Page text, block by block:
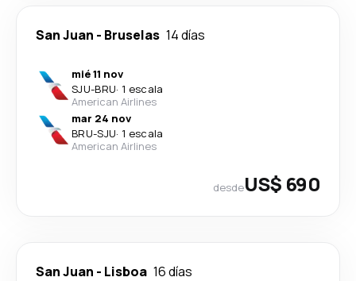
San Juan - Bruselas 14 días
mié 11 nov
SJU-BRU· 1 escala
American Airlines
mar 24 nov
BRU-SJU· 1 escala
American Airlines
desdeUS$ 690
San Juan - Lisboa 16 días